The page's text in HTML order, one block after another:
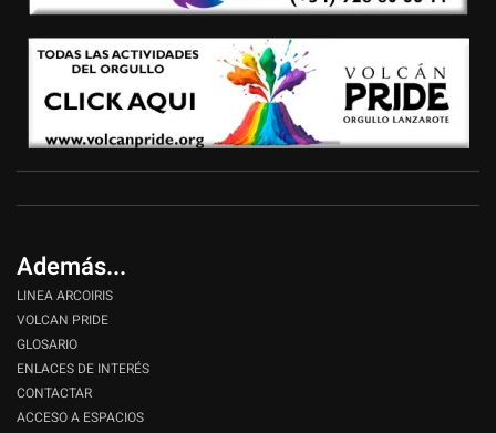
Además...
LINEA ARCOIRIS
VOLCAN PRIDE
GLOSARIO
ENLACES DE INTERÉS
CONTACTAR
ACCESO A ESPACIOS